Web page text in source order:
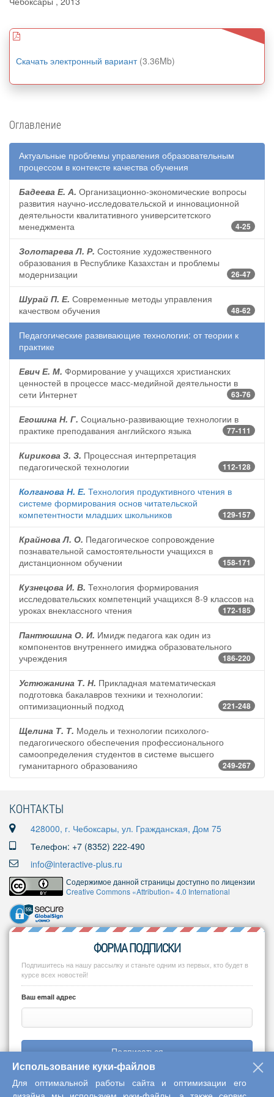
Скачать электронный вариант (3.36Mb)
Оглавление
Актуальные проблемы управления образовательным
процессом в контексте качества обучения
Бадеева Е. А. Организационно-экономические вопросы
развития научно-исследовательской и инновационной
деятельности квалитативного университетского
менеджмента
4-25
Золотарева Л. Р. Состояние художественного
образования в Республике Казахстан и проблемы
модернизации
26-47
Шурай П. Е. Современные методы управления
качеством обучения
48-62
Педагогические развивающие технологии: от теории к
практике
Евич Е. М. Формирование у учащихся христианских
ценностей в процессе масс-медийной деятельности в
сети Интернет
63-76
Егошина Н. Г. Социально-развивающие технологии в
практике преподавания английского языка
77-111
Кирикова З. З. Процессная интерпретация
педагогической технологии
112-128
Колганова Н. Е. Технология продуктивного чтения в
системе формирования основ читательской
компетентности младших школьников
129-157
Крайнова Л. О. Педагогическое сопровождение
познавательной самостоятельности учащихся в
дистанционном обучении
158-171
Кузнецова И. В. Технология формирования
исследовательских компетенций учащихся 8-9 классов на
уроках внеклассного чтения
172-185
Пантюшина О. И. Имидж педагога как один из
компонентов внутреннего имиджа образовательного
учреждения
186-220
Устюжанина Т. Н. Прикладная математическая
подготовка бакалавров техники и технологии:
оптимизационный подход
221-248
Щелина Т. Т. Модель и технологии психолого-
педагогического обеспечения профессионального
самоопределения студентов в системе высшего
гуманитарного образованияо
249-267
КОНТАКТЫ
428000, г. Чебоксары, ул. Гражданская, Дом 75
Телефон: +7 (8352) 222-490
info@interactive-plus.ru
Содержимое данной страницы доступно по лицензии
Creative Commons «Attribution» 4.0 International
ФОРМА ПОДПИСКИ
Подпишитесь на нашу рассылку и станьте одним из первых, кто будет в
курсе всех новостей!
Ваш email адрес
Подписаться
Использование куки-файлов
Для оптимальной работы сайта и оптимизации его